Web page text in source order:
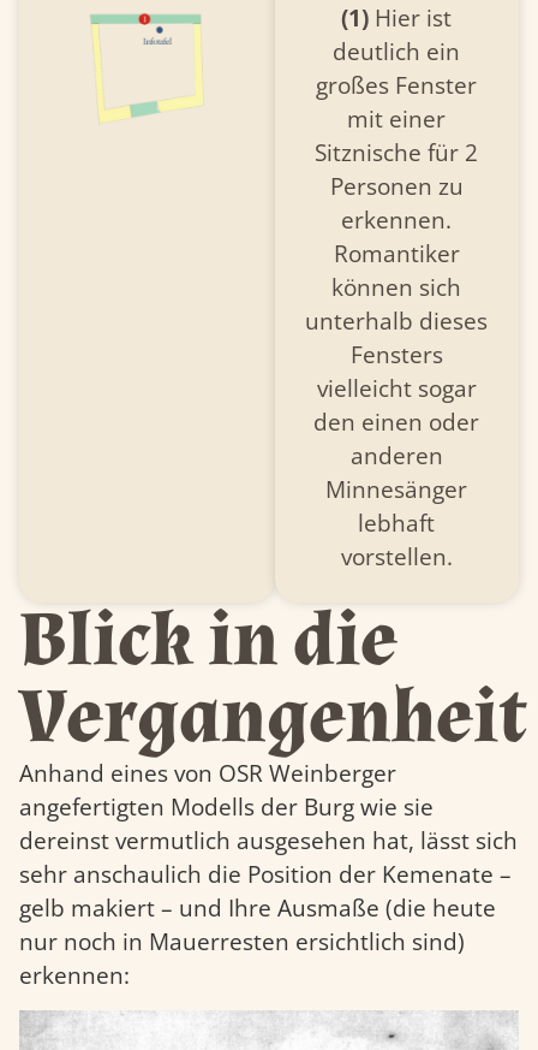
(1) Hier ist
deutlich ein
großes Fenster
mit einer
Sitznische für 2
Personen zu
erkennen.
Romantiker
können sich
unterhalb dieses
Fensters
vielleicht sogar
den einen oder
anderen
Minnesänger
lebhaft
vorstellen.
Blick in die
Vergangenheit
Anhand eines von OSR Weinberger
angefertigten Modells der Burg wie sie
dereinst vermutlich ausgesehen hat, lässt sich
sehr anschaulich die Position der Kemenate –
gelb makiert – und Ihre Ausmaße (die heute
nur noch in Mauerresten ersichtlich sind)
erkennen: